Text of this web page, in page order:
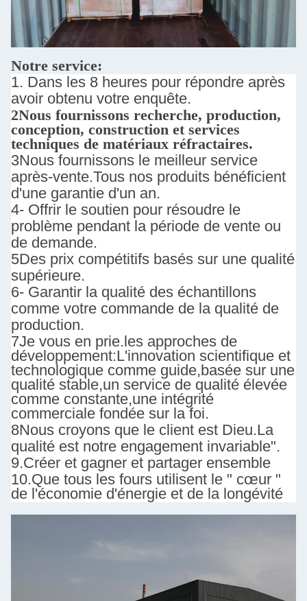
Notre service:
1. Dans les 8 heures pour répondre après
avoir obtenu votre enquête.
2Nous fournissons recherche, production,
conception, construction et services
techniques de matériaux réfractaires.
3Nous fournissons le meilleur service
après-vente.Tous nos produits bénéficient
d'une garantie d'un an.
4- Offrir le soutien pour résoudre le
problème pendant la période de vente ou
de demande.
5Des prix compétitifs basés sur une qualité
supérieure.
6- Garantir la qualité des échantillons
comme votre commande de la qualité de
production.
7Je vous en prie.les approches de
développement:L'innovation scientifique et
technologique comme guide,basée sur une
qualité stable,un service de qualité élevée
comme constante,une intégrité
commerciale fondée sur la foi.
8Nous croyons que le client est Dieu.La
qualité est notre engagement invariable".
9.Créer et gagner et partager ensemble
10.Que tous les fours utilisent le " cœur "
de l'économie d'énergie et de la longévité